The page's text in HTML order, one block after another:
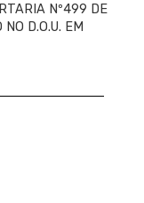
Nº499 DE
D.O.U. EM